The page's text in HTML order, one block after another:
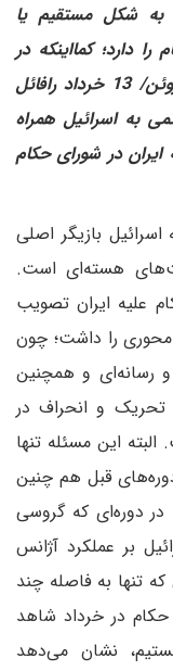
به شکل مستقیم یا
دارد؛ کما‌اینکه در
نشست فصلی دوره قبل که با سفر سوم ژوئن/ 13 خرداد رافائل
به اسرائیل همراه
در شورای حکام
بازیگر اصلی
هسته‌ای است.
علیه ایران تصویب
را داشت؛ چون
رسانه‌ای و همچنین
تحریک و انحراف در
این مسئله تنها
قبل هم چنین
در دوره‌ای که گروسی
بر عملکرد آژانس
تنها به فاصله چند
در خرداد شاهد
نشان می‌دهد